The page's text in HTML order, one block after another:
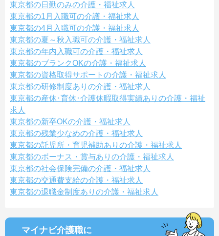
東京都の日勤のみの介護・福祉求人
東京都の1月入職可の介護・福祉求人
東京都の4月入職可の介護・福祉求人
東京都の夏～秋入職可の介護・福祉求人
東京都の年内入職可の介護・福祉求人
東京都のブランクOKの介護・福祉求人
東京都の資格取得サポートの介護・福祉求人
東京都の研修制度ありの介護・福祉求人
東京都の産休･育休･介護休暇取得実績ありの介護・福祉
求人
東京都の新卒OKの介護・福祉求人
東京都の残業少なめの介護・福祉求人
東京都の託児所・育児補助ありの介護・福祉求人
東京都のボーナス・賞与ありの介護・福祉求人
東京都の社会保険完備の介護・福祉求人
東京都の交通費支給の介護・福祉求人
東京都の退職金制度ありの介護・福祉求人
マイナビ介護職に